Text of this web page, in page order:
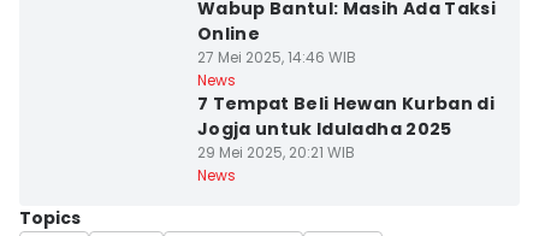
Wabup Bantul: Masih Ada Taksi
Online
27 Mei 2025, 14:46 WIB
News
7 Tempat Beli Hewan Kurban di
Jogja untuk Iduladha 2025
29 Mei 2025, 20:21 WIB
News
Topics